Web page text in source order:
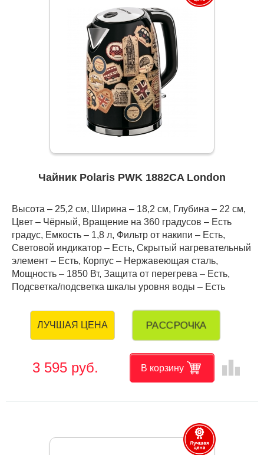
Чайник Polaris PWK 1882CA London
Высота – 25,2 см, Ширина – 18,2 см, Глубина – 22 см,
Цвет – Чёрный, Вращение на 360 градусов – Есть
градус, Емкость – 1,8 л, Фильтр от накипи – Есть,
Световой индикатор – Есть, Скрытый нагревательный
элемент – Есть, Корпус – Нержавеющая сталь,
Мощность – 1850 Вт, Защита от перегрева – Есть,
Подсветка/подсветка шкалы уровня воды – Есть
ЛУЧШАЯ ЦЕНА РАССРОЧКА
3 595 руб. В корзину leaderboard